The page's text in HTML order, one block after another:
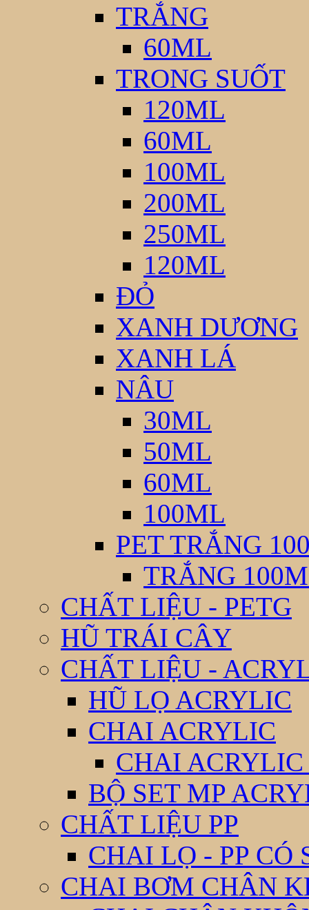
TRẮNG
60ML
TRONG SUỐT
120ML
60ML
100ML
200ML
250ML
120ML
ĐỎ
XANH DƯƠNG
XANH LÁ
NÂU
30ML
50ML
60ML
100ML
PET TRẮNG
TRẮNG
CHẤT LIỆU - PETG
HŨ TRÁI CÂY
CHẤT LIỆU -
HŨ LỌ ACRYLIC
CHAI ACRYLIC
CHAI ACRYLIC
BỘ SET MP
CHẤT LIỆU PP
CHAI LỌ - PP CÓ
CHAI BƠM CHÂN